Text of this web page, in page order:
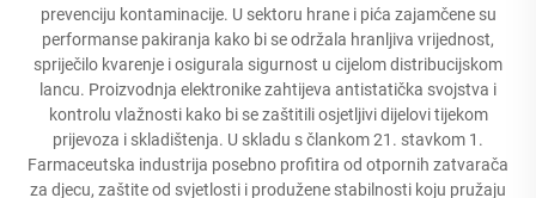
prevenciju kontaminacije. U sektoru hrane i pića zajamčene su
performanse pakiranja kako bi se održala hranljiva vrijednost,
spriječilo kvarenje i osigurala sigurnost u cijelom distribucijskom
lancu. Proizvodnja elektronike zahtijeva antistatička svojstva i
kontrolu vlažnosti kako bi se zaštitili osjetljivi dijelovi tijekom
prijevoza i skladištenja. U skladu s člankom 21. stavkom 1.
Farmaceutska industrija posebno profitira od otpornih zatvarača
za djecu, zaštite od svjetlosti i produžene stabilnosti koju pružaju